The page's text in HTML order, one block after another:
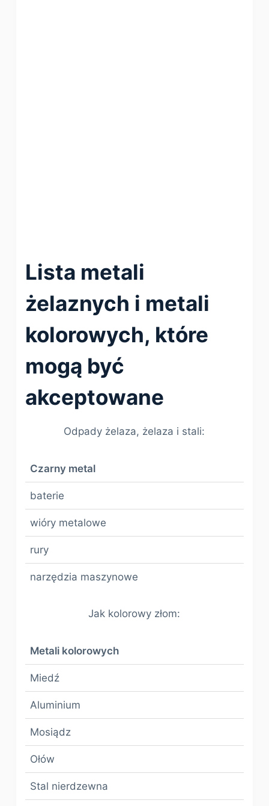
Lista metali
żelaznych i metali
kolorowych, które
mogą być
akceptowane
Odpady żelaza, żelaza i stali:
Czarny metal
baterie
wióry metalowe
rury
narzędzia maszynowe
Jak kolorowy złom:
Metali kolorowych
Miedź
Aluminium
Mosiądz
Ołów
Stal nierdzewna